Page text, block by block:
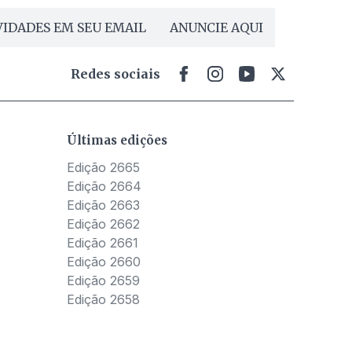
EM SEU EMAIL ANUNCIE AQUI
Redes sociais
Últimas edições
Edição 2665
Edição 2664
Edição 2663
Edição 2662
Edição 2661
Edição 2660
Edição 2659
Edição 2658